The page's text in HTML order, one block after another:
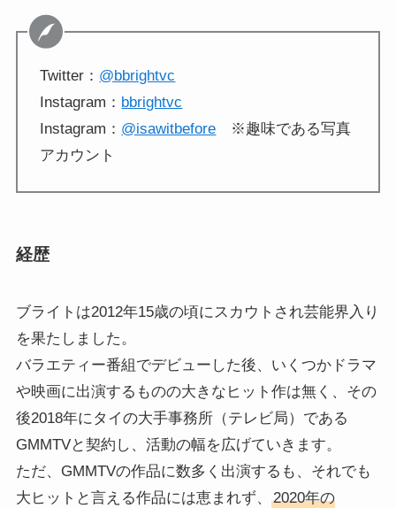
Twitter： @bbrightvc
Instagram： bbrightvc
Instagram： @isawitbefore ※趣味である写真
アカウント
経歴
ブライトは2012年15歳の頃にスカウトされ芸能界入り
を果たしました。
バラエティー番組でデビューした後、いくつかドラマ
や映画に出演するものの大きなヒット作は無く、その
後2018年にタイの大手事務所（テレビ局）である
GMMTVと契約し、活動の幅を広げていきます。
ただ、GMMTVの作品に数多く出演するも、それでも
大ヒットと言える作品には恵まれず、
2020年の